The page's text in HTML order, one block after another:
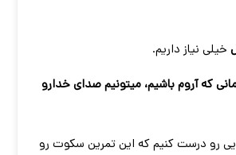
خیلی نیاز داریم.
که آروم باشیم، میتونیم صدای خدارو
رو درست کنیم که این تمرین سکوت رو